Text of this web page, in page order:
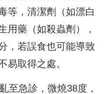
等，清潔劑（如漂白
用藥（如殺蟲劑），
，若誤食也可能導致
易取得之處。
至急診，微燒38度，